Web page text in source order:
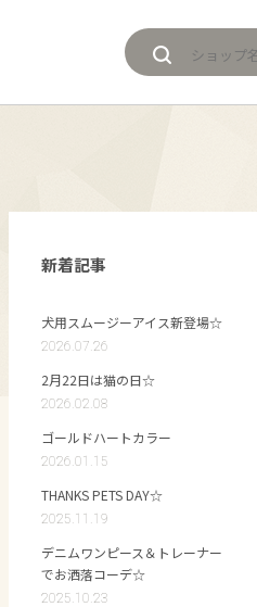
新着記事
犬用スムージーアイス新登場☆
2026.07.26
2月22日は猫の日☆
2026.02.08
ゴールドハートカラー
2026.01.15
THANKS PETS DAY☆
2025.11.19
デニムワンピース＆トレーナー
でお洒落コーデ☆
2025.10.23